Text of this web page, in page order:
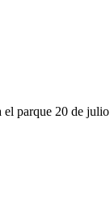
el parque 20 de julio